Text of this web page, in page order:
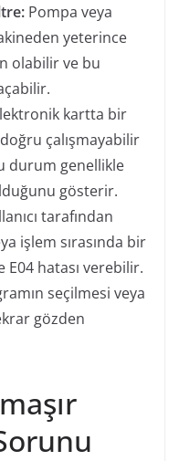
Pompa veya
yeterince
olabilir ve bu
kartta bir
çalışmayabilir
durum genellikle
gösterir.
tarafından
işlem sırasında bir
E04 hatası verebilir.
seçilmesi veya
gözden